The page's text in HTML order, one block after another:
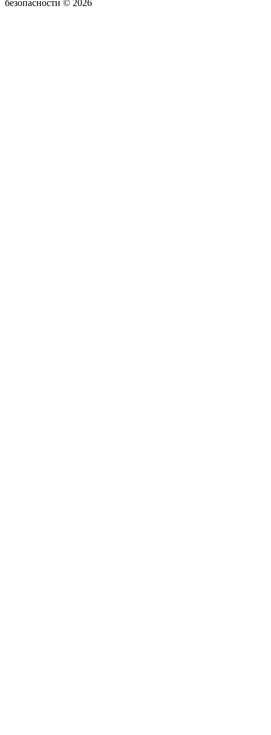
безопасности © 2026